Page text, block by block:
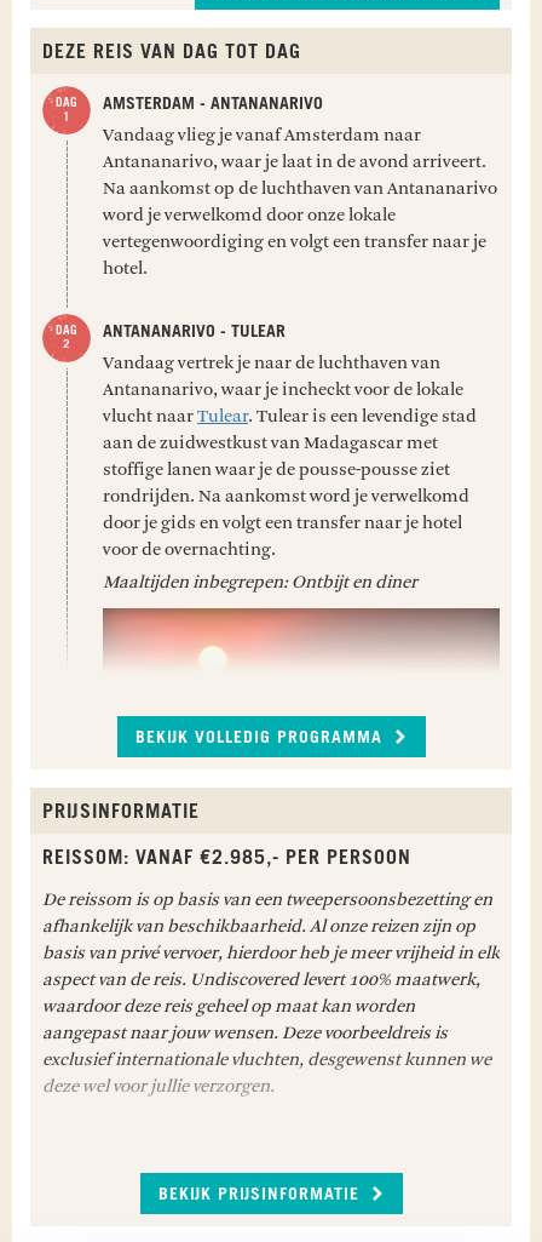
DEZE REIS VAN DAG TOT DAG
AMSTERDAM - ANTANANARIVO
Vandaag vlieg je vanaf Amsterdam naar
Antananarivo, waar je laat in de avond arriveert.
Na aankomst op de luchthaven van Antananarivo
word je verwelkomd door onze lokale
vertegenwoordiging en volgt een transfer naar je
hotel.
ANTANANARIVO - TULEAR
Vandaag vertrek je naar de luchthaven van
Antananarivo, waar je incheckt voor de lokale
vlucht naarTulear. Tulear is een levendige stad
aan de zuidwestkust van Madagascar met
stoffige lanen waar je de pousse-pousse ziet
rondrijden. Na aankomst word je verwelkomd
door je gids en volgt een transfer naar je hotel
voor de overnachting.
Maaltijden inbegrepen: Ontbijt en diner
TULEAR - ISALO NATIONAL PARK
In de ochtend reis je naarIsalo National Park, een
verbluffend landschap van bizarre rotsformaties,
kloven en ravijnen. Je maakt onderweg een stop
bij Antsokay Arboretum, waar je een goede indruk
krijgt van de unieke lokale vegetatie. Vervolgens
zijn. In de middag check je in bij je lodge en kun
je de rest van de dag ontspannen.
BEKIJK VOLLEDIG PROGRAMMA
PRIJSINFORMATIE
REISSOM: VANAF €2.985,- PER PERSOON
De reissom is op basis van een tweepersoonsbezetting en
afhankelijk van beschikbaarheid. Al onze reizen zijn op
basis van privé vervoer, hierdoor heb je meer vrijheid in elk
aspect van de reis. Undiscovered levert 100% maatwerk,
waardoor deze reis geheel op maat kan worden
aangepast naar jouw wensen. Deze voorbeeldreis is
exclusief internationale vluchten, desgewenst kunnen we
deze wel voor jullie verzorgen.
Binnenlandse vlucht Antananarivo - Tulear;
BEKIJK PRIJSINFORMATIE